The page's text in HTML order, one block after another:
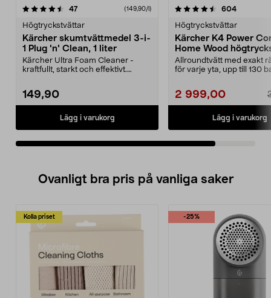
47recensioner (149,90/l)
Högtryckstvättar
Kärcher skumtvättmedel 3-i-
1 Plug 'n' Clean, 1 liter
Kärcher Ultra Foam Cleaner -
kraftfullt, starkt och effektivt.
149,90
Lägg i varukorg
4.5av 5 stjärnor 604
Högtryckstvättar
Kärcher K4 Power
Home Wood
Allroundtvätt med exakt
för varje yta, upp till 130
2 999,00
Lägg i varukorg
Ovanligt bra pris på vanliga saker
Kolla priset -25%